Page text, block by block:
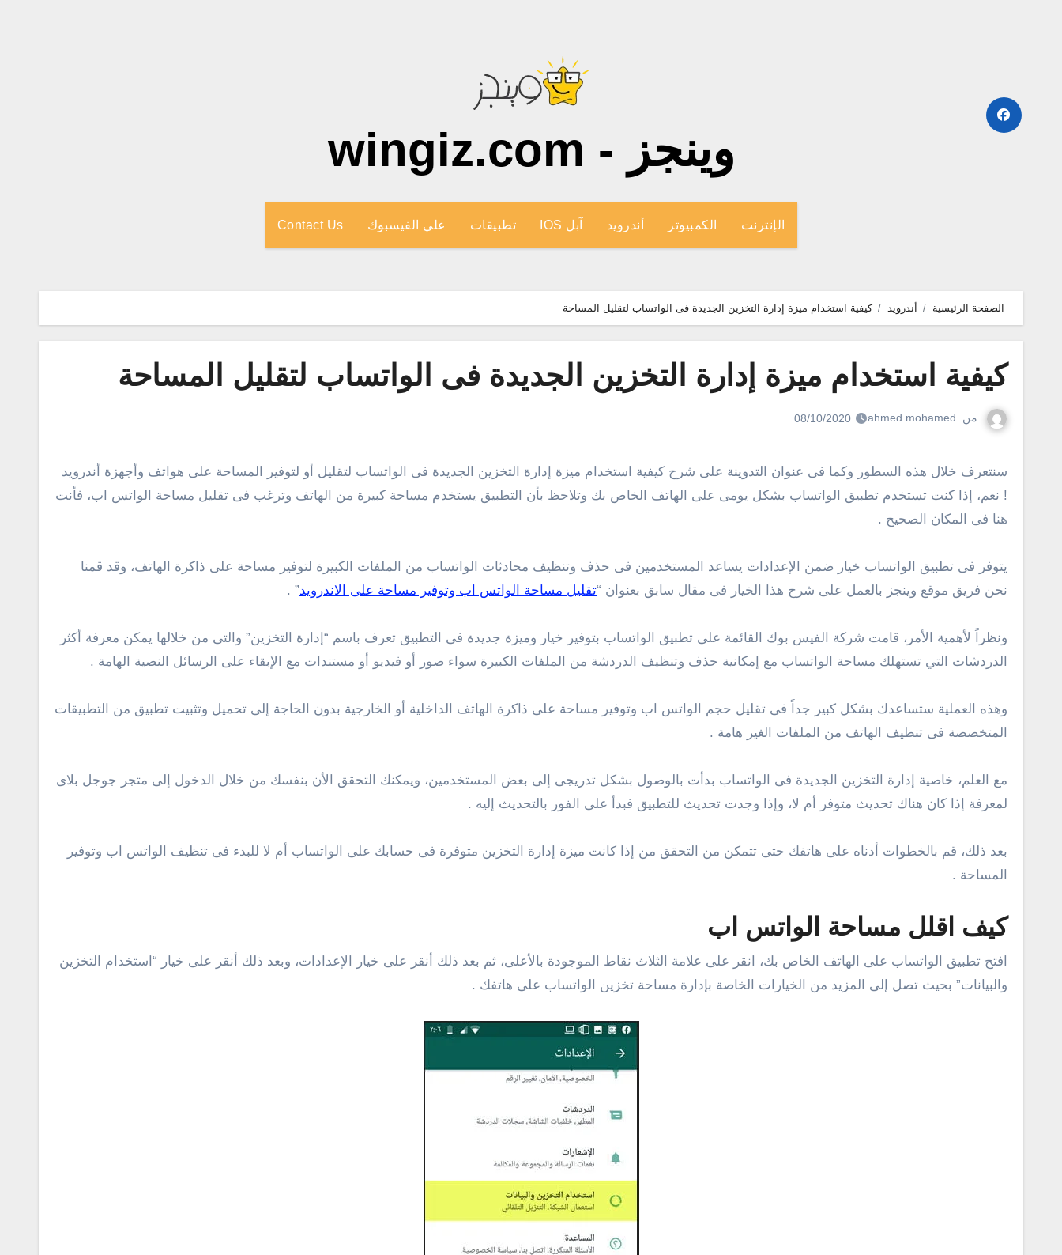
وينجز - wingiz.com
الإنترنت الكمبيوتر أندرويد آبل IOS تطبيقات علي الفيسبوك Contact Us
الصفحة الرئيسية أندرويد كيفية استخدام ميزة إدارة التخزين الجديدة فى الواتساب لتقليل المساحة
كيفية استخدام ميزة إدارة التخزين الجديدة فى الواتساب لتقليل المساحة
من ahmed mohamed
08/10/2020
سنتعرف خلال هذه السطور وكما فى عنوان التدوينة على شرح كيفية استخدام ميزة إدارة التخزين الجديدة فى الواتساب لتقليل أو لتوفير المساحة على هواتف وأجهزة أندرويد
! نعم، إذا كنت تستخدم تطبيق الواتساب بشكل يومى على الهاتف الخاص بك وتلاحظ بأن التطبيق يستخدم مساحة كبيرة من الهاتف وترغب فى تقليل مساحة الواتس اب، فأنت
هنا فى المكان الصحيح .
يتوفر فى تطبيق الواتساب خيار ضمن الإعدادات يساعد المستخدمين فى حذف وتنظيف محادثات الواتساب من الملفات الكبيرة لتوفير مساحة على ذاكرة الهاتف، وقد قمنا
نحن فريق موقع وينجز بالعمل على شرح هذا الخيار فى مقال سابق بعنوان “تقليل مساحة الواتس اب وتوفير مساحة على الاندرويد” .
ونظراً لأهمية الأمر، قامت شركة الفيس بوك القائمة على تطبيق الواتساب بتوفير خيار وميزة جديدة فى التطبيق تعرف باسم “إدارة التخزين” والتى من خلالها يمكن معرفة أكثر
الدردشات التي تستهلك مساحة الواتساب مع إمكانية حذف وتنظيف الدردشة من الملفات الكبيرة سواء صور أو فيديو أو مستندات مع الإبقاء على الرسائل النصية الهامة .
وهذه العملية ستساعدك بشكل كبير جداً فى تقليل حجم الواتس اب وتوفير مساحة على ذاكرة الهاتف الداخلية أو الخارجية بدون الحاجة إلى تحميل وتثبيت تطبيق من التطبيقات
المتخصصة فى تنظيف الهاتف من الملفات الغير هامة .
مع العلم، خاصية إدارة التخزين الجديدة فى الواتساب بدأت بالوصول بشكل تدريجى إلى بعض المستخدمين، ويمكنك التحقق الأن بنفسك من خلال الدخول إلى متجر جوجل بلاى
لمعرفة إذا كان هناك تحديث متوفر أم لا، وإذا وجدت تحديث للتطبيق فبدأ على الفور بالتحديث إليه .
بعد ذلك، قم بالخطوات أدناه على هاتفك حتى تتمكن من التحقق من إذا كانت ميزة إدارة التخزين متوفرة فى حسابك على الواتساب أم لا للبدء فى تنظيف الواتس اب وتوفير
المساحة .
كيف اقلل مساحة الواتس اب
افتح تطبيق الواتساب على الهاتف الخاص بك، انقر على علامة الثلاث نقاط الموجودة بالأعلى، ثم بعد ذلك أنقر على خيار الإعدادات، وبعد ذلك أنقر على خيار “استخدام التخزين
والبيانات” بحيث تصل إلى المزيد من الخيارات الخاصة بإدارة مساحة تخزين الواتساب على هاتفك .